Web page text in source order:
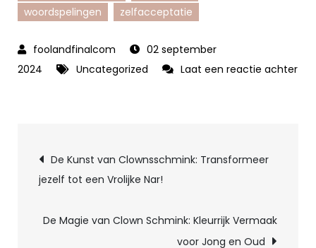
woordspelingen
zelfacceptatie
02 september
2024
Uncategorized
Laat een reactie achter
WereldBerichtnavigatie
De Kunst van Clownsschmink: Transformeer
jezelf tot een Vrolijke Nar!
De Magie van Clown Schmink: Kleurrijk Vermaak
voor Jong en Oud